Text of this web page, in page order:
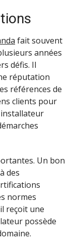
fait souvent
années
défis. Il
réputation
références de
clients pour
Un bon
des
normes
reçoit une
possède